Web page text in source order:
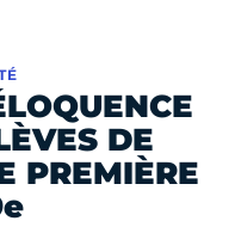
DE
PREMIÈRE